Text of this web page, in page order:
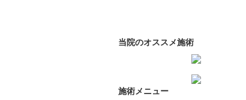
当院のオススメ施術
施術メニュー